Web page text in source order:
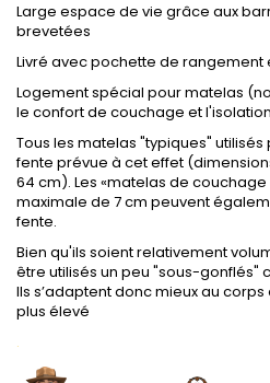
Large espace de vie grâce aux
brevetées
Livré avec pochette de rangement
Logement spécial pour matelas
le confort de couchage et l'isolation
Tous les matelas "typiques"
fente prévue à cet effet
64 cm). Les «matelas de
maximale de 7 cm peuvent
fente.
Bien qu'ils soient relativement
être utilisés un peu "sous-gonflés"
Ils s’adaptent donc mieux au
plus élevé
.